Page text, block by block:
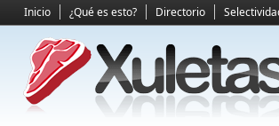
Inicio ¿Qué es esto? Directorio